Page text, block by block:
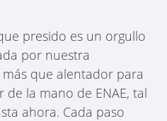
presido es un orgullo
por nuestra
que alentador para
la mano de ENAE, tal
ahora. Cada paso